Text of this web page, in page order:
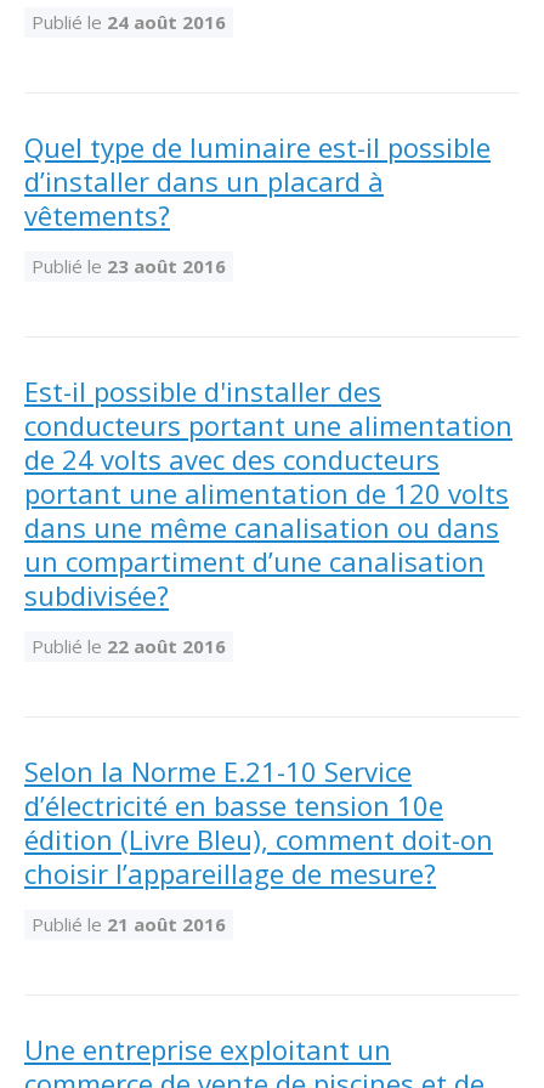
Lois et conseils
Inondations
Sinistre
Avantages et privilèges pour les membres
Le programme d'épargne collectif des fonds
d'investissement CORMEL | SÉCURE
fenêtre
Dispensateurs de formations
Demande de validation d’un dispensateur
Demande de reconnaissance d’une formation
Publié le 24 août 2016
Quel type de luminaire est-il possible
d’installer dans un placard à
vêtements?
Publié le 23 août 2016
Est-il possible d'installer des
conducteurs portant une alimentation
de 24 volts avec des conducteurs
portant une alimentation de 120 volts
dans une même canalisation ou dans
un compartiment d’une canalisation
subdivisée?
Publié le 22 août 2016
Selon la Norme E.21-10 Service
d’électricité en basse tension 10e
édition (Livre Bleu), comment doit-on
choisir l’appareillage de mesure?
Publié le 21 août 2016
Une entreprise exploitant un